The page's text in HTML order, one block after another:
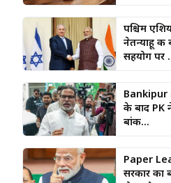
पश्चिम
नेतन्याहू
सहयोग पर
Bankipur
के बाद PK
बांकी...
Paper
सरकार का